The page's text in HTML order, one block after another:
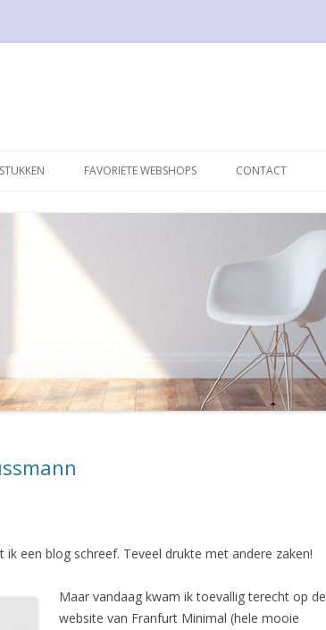
B306
404
STOEL RH-304
FAVORIETE WEBSHOPS
17DESIGN
BLOOMBERRY.EU
DESTIJDS DESIGN
LOUIS POULSEN LIGHTING
CONTACT
een blog schreef. Teveel drukte met andere zaken!
Maar vandaag kwam ik toevallig terecht op de
website van Franfurt Minimal (hele mooie